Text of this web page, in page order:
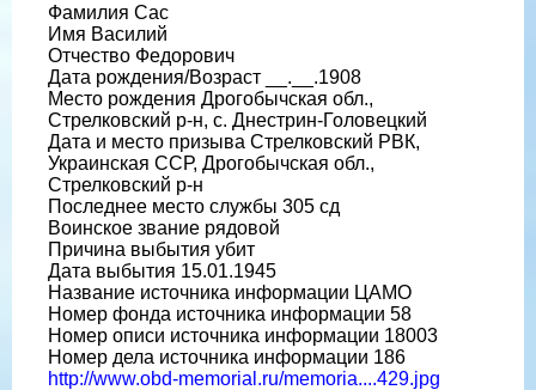
Фамилия Сас
Имя Василий
Отчество Федорович
Дата рождения/Возраст __.__.1908
Место рождения Дрогобычская обл.,
Стрелковский р-н, с. Днестрин-Головецкий
Дата и место призыва Стрелковский РВК,
Украинская ССР, Дрогобычская обл.,
Стрелковский р-н
Последнее место службы 305 сд
Воинское звание рядовой
Причина выбытия убит
Дата выбытия 15.01.1945
Название источника информации ЦАМО
Номер фонда источника информации 58
Номер описи источника информации 18003
Номер дела источника информации 186
http://www.obd-memorial.ru/memoria....429.jpg